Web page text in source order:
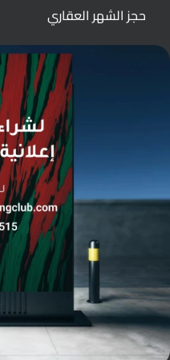
حجز الشهر العقاري